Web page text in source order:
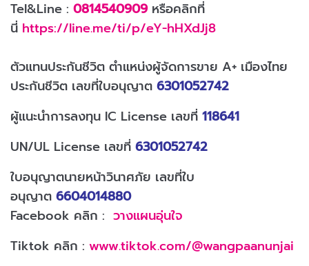
Tel&Line : 0814540909 หรือคลิกที่
นี่ https://line.me/ti/p/eY-hHXdJj8
ตัวแทนประกันชีวิต ตำแหน่งผู้จัดการขาย A+ เมืองไทย
ประกันชีวิต เลขที่ใบอนุญาต 6301052742
ผู้แนะนำการลงทุน IC License เลขที่ 118641
UN/UL License เลขที่ 6301052742
ใบอนุญาตนายหน้าวินาศภัย เลขที่ใบ
อนุญาต 6604014880
Facebook คลิก : วางแผนอุ่นใจ
Tiktok คลิก : www.tiktok.com/@wangpaanunjai